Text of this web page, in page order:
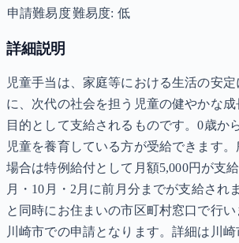
申請難易度難易度: 低
詳細説明
児童手当は、家庭等における生活の安
に、次代の社会を担う児童の健やかな
目的として支給されるものです。0歳か
児童を養育している方が受給できます
場合は特例給付として月額5,000円が支
月・10月・2月に前月分までが支給され
と同時にお住まいの市区町村窓口で行
川崎市での申請となります。詳細は川